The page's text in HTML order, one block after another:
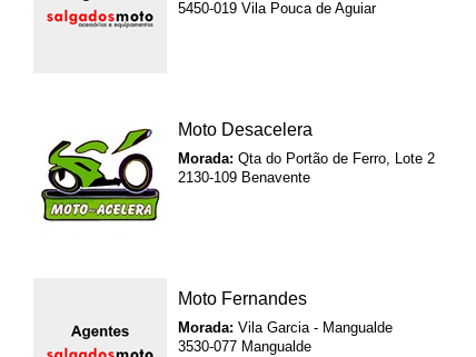
5450-019 Vila Pouca de Aguiar
Moto Desacelera
Morada: Qta do Portão de Ferro, Lote 2
2130-109 Benavente
Moto Fernandes
Morada: Vila Garcia - Mangualde
3530-077 Mangualde